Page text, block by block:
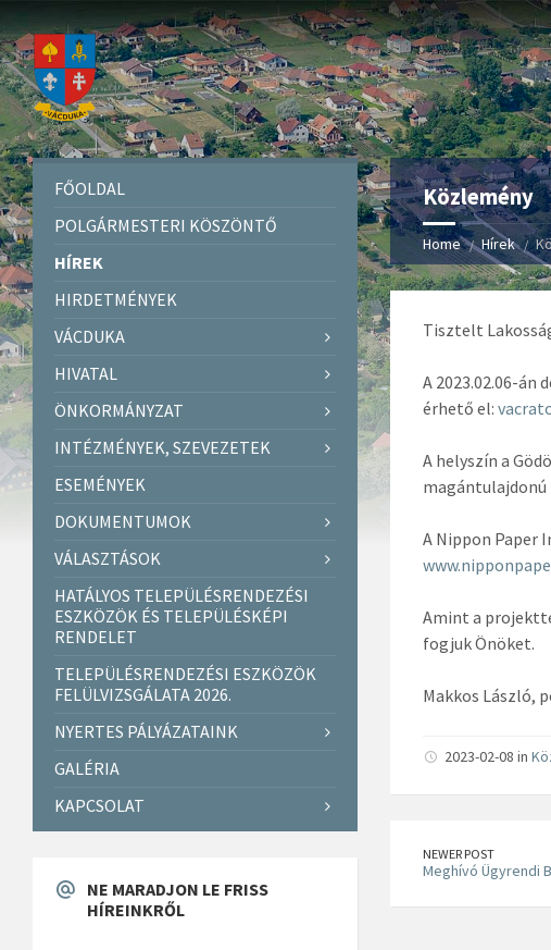
Közlemény
Home Hírek
Tisztelt
A 2023.02.06-
érhető el:
A helyszín a
A Nippon Paper
Amint a
fogjuk Önöket.
Makkos László,
2023-02-08 in
NEWER POST
Meghívó Ügyrendi
FŐOLDAL
POLGÁRMESTERI KÖSZÖNTŐ
HÍREK
HIRDETMÉNYEK
VÁCDUKA
HIVATAL
ÖNKORMÁNYZAT
INTÉZMÉNYEK, SZEVEZETEK
ESEMÉNYEK
DOKUMENTUMOK
VÁLASZTÁSOK
HATÁLYOS TELEPÜLÉSRENDEZÉSI
ESZKÖZÖK ÉS TELEPÜLÉSKÉPI
RENDELET
TELEPÜLÉSRENDEZÉSI ESZKÖZÖK
FELÜLVIZSGÁLATA 2026.
NYERTES PÁLYÁZATAINK
GALÉRIA
KAPCSOLAT
NE MARADJON LE FRISS
HÍREINKRŐL